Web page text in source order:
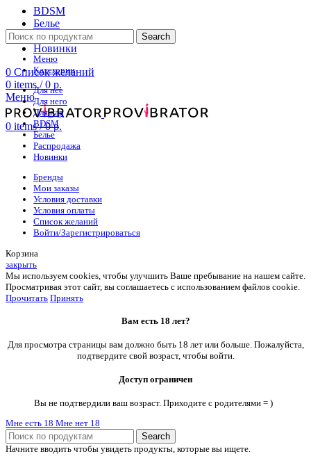
BDSM
Белье
Распродажа
Новинки
0 Список желаний
0 items / 0 р.
Меню
0 items / 0р.
Search
Меню
Категории
Для нее
Для него
Для пар
BDSM
Белье
Распродажа
Новинки
Бренды
Мои заказы
Условия доставки
Условия оплаты
Список желаний
Войти/Зарегистрироваться
Корзина
закрыть
Мы используем cookies, чтобы улучшить Ваше пребывание на нашем сайте.
Просматривая этот сайт, вы соглашаетесь с использованием файлов cookie.
Прочитать Принять
Вам есть 18 лет?
Для просмотра страницы вам должно быть 18 лет или больше. Пожалуйста,
подтвердите свой возраст, чтобы войти.
Доступ ограничен
Вы не подтвердили ваш возраст. Приходите с родителями = )
Мне есть 18 Мне нет 18
Search
Начните вводить чтобы увидеть продукты, которые вы ищете.